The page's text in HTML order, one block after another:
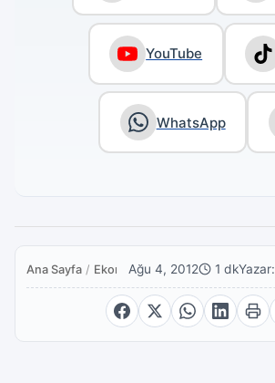
YouTube
WhatsApp
Ana Sayfa / EkonomiAğu 4, 2012 1 dkYazar: